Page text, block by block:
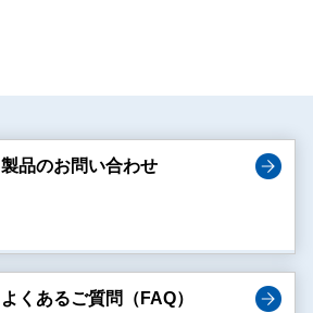
製品のお問い合わせ
よくあるご質問（FAQ）